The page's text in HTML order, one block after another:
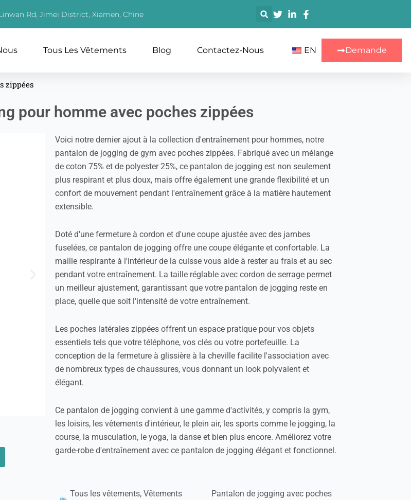
Rd, Jimei District, Xiamen, Chine 搜
索
Tous Les Vêtements Blog Contactez-Nous EN Demande
zippées
pour homme avec poches zippées
Voici notre dernier ajout à la collection d'entraînement pour hommes, notre
pantalon de jogging de gym avec poches zippées. Fabriqué avec un mélange
de coton 75% et de polyester 25%, ce pantalon de jogging est non seulement
plus respirant et plus doux, mais offre également une grande flexibilité et un
confort de mouvement pendant l'entraînement grâce à la matière hautement
extensible.
Doté d'une fermeture à cordon et d'une coupe ajustée avec des jambes
fuselées, ce pantalon de jogging offre une coupe élégante et confortable. La
maille respirante à l'intérieur de la cuisse vous aide à rester au frais et au sec
pendant votre entraînement. La taille réglable avec cordon de serrage permet
un meilleur ajustement, garantissant que votre pantalon de jogging reste en
place, quelle que soit l'intensité de votre entraînement.
Les poches latérales zippées offrent un espace pratique pour vos objets
essentiels tels que votre téléphone, vos clés ou votre portefeuille. La
conception de la fermeture à glissière à la cheville facilite l'association avec
de nombreux types de chaussures, vous donnant un look polyvalent et
élégant.
Ce pantalon de jogging convient à une gamme d'activités, y compris la gym,
les loisirs, les vêtements d'intérieur, le plein air, les sports comme le jogging, la
course, la musculation, le yoga, la danse et bien plus encore. Améliorez votre
garde-robe d'entraînement avec ce pantalon de jogging élégant et fonctionnel.
Tous les vêtements, Vêtements
Pantalon de jogging avec poches